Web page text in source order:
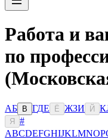
Работа и
по
АБ В ГДЕ Ё ЖЗИ Й К
Я
#
ABCDEFGHIJKLMNOP